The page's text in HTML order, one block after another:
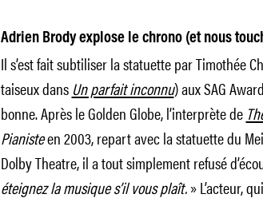
Adrien Brody explose le chrono (et nous
Il s’est fait subtiliser la statuette par Timothée
taiseux dans Un parfait inconnu) aux SAG
bonne. Après le Golden Globe, l’interprète de
Pianisteen 2003, repart avec la statuette du
Dolby Theatre, il a tout simplement refusé
éteignez la musique s’il vous plaît.» L’acteur,